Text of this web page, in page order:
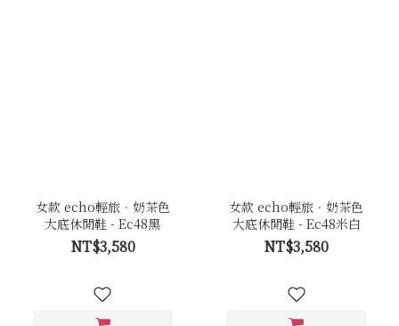
女款 echo輕旅．奶茶色
大底休閒鞋 - Ec48黑
NT$3,580
女款 echo輕旅．奶茶色
大底休閒鞋 - Ec48米白
NT$3,580